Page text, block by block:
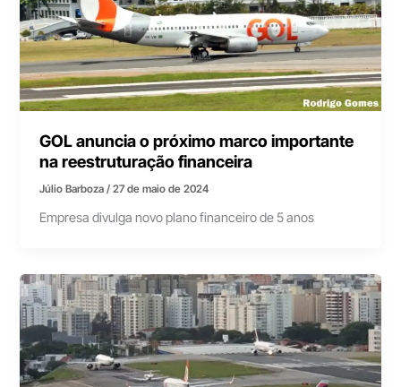
GOL anuncia o próximo marco importante
na reestruturação financeira
Júlio Barboza/27 de maio de 2024
Empresa divulga novo plano financeiro de 5 anos